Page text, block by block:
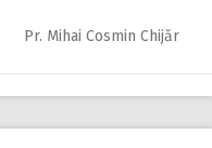
Pr. Mihai Cosmin Chijăr